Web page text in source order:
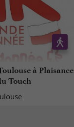
à Plaisance
Touch